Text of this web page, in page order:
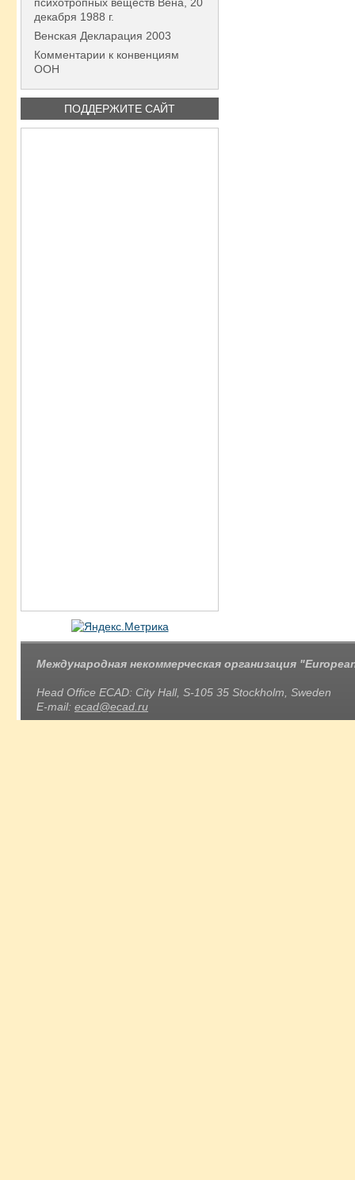
декабря 1988 г.
Венская Декларация 2003
Комментарии к конвенциям
ООН
ПОДДЕРЖИТЕ САЙТ
Международная некоммерческая организация
Head Office ECAD: City Hall, S-105 35 Stockholm, Sweden
E-mail: ecad@ecad.ru